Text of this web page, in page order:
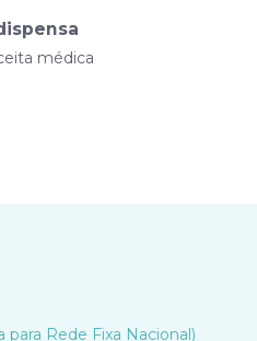
médica
para Rede Fixa Nacional)